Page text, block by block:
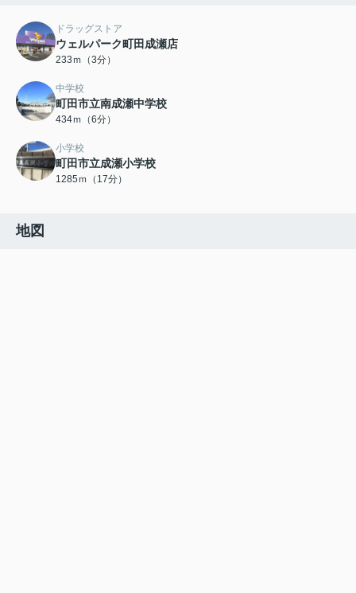
ドラッグストア
ウェルパーク町田成瀬店
233ｍ（3分）
中学校
町田市立南成瀬中学校
434ｍ（6分）
小学校
町田市立成瀬小学校
1285ｍ（17分）
地図